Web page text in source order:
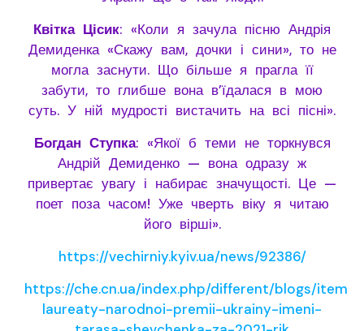
Квітка Цісик: «Коли я зачула пісню Андрія
Демиденка «Скажу вам, дочки і сини», то не
могла заснути. Що більше я прагла її
забути, то глибше вона в’їдалася в мою
суть. У ній мудрості вистачить на всі пісні».
Богдан Ступка: «Якої б теми не торкнувся
Андрій Демиденко — вона одразу ж
привертає увагу і набирає значущості. Це —
поет поза часом! Уже чверть віку я читаю
його вірші».
https://vechirniy.kyiv.ua/news/92386/
https://che.cn.ua/index.php/different/blogs/item/
laureaty-narodnoi-premii-ukrainy-imeni-